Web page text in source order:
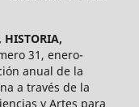
HISTORIA,
31, enero-
anual de la
a través de la
y Artes para